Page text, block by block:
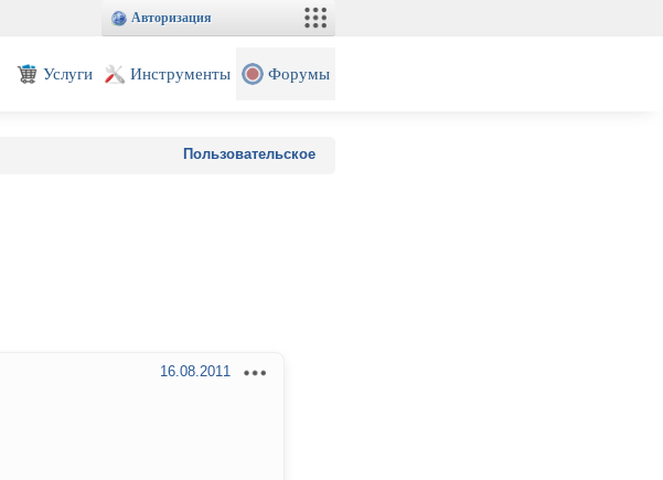
Авторизация
Услуги Инструменты Форумы
Пользовательское
16.08.2011